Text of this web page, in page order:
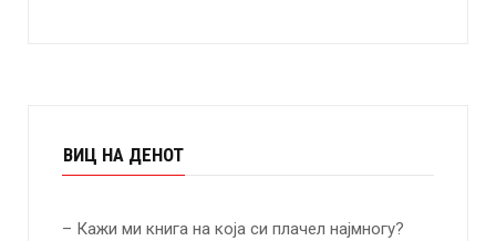
ВИЦ НА ДЕНОТ
– Кажи ми книга на која си плачел најмногу?